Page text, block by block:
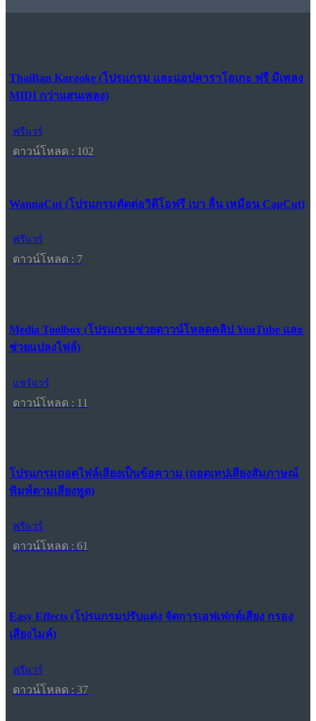
ThaiBan Karaoke (โปรแกรม และแอปคาราโอเกะ ฟรี มีเพลง
MIDI กว่าแสนเพลง)
ฟรีแวร์
ดาวน์โหลด : 102
WannaCut (โปรแกรมตัดต่อวิดีโอฟรี เบา ลื่น เหมือน CapCut)
ฟรีแวร์
ดาวน์โหลด : 7
Media Toolbox (โปรแกรมช่วยดาวน์โหลดคลิป YouTube และ
ช่วยแปลงไฟล์)
แชร์แวร์
ดาวน์โหลด : 11
โปรแกรมถอดไฟล์เสียงเป็นข้อความ (ถอดเทปเสียงสัมภาษณ์
พิมพ์ตามเสียงพูด)
ฟรีแวร์
ดาวน์โหลด : 61
Easy Effects (โปรแกรมปรับแต่ง จัดการเอฟเฟกต์เสียง กรอง
เสียงไมค์)
ฟรีแวร์
ดาวน์โหลด : 37